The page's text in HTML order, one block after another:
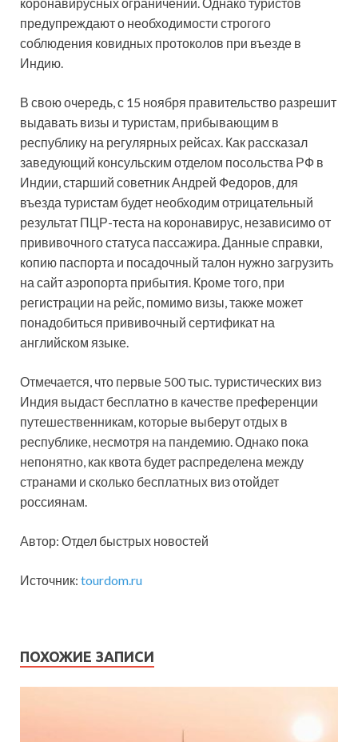
предупреждают о необходимости строгого
соблюдения ковидных протоколов при въезде в
Индию.
В свою очередь, с 15 ноября правительство разрешит
выдавать визы и туристам, прибывающим в
республику на регулярных рейсах. Как рассказал
заведующий консульским отделом посольства РФ в
Индии, старший советник Андрей Федоров, для
въезда туристам будет необходим отрицательный
результат ПЦР-теста на коронавирус, независимо от
прививочного статуса пассажира. Данные справки,
копию паспорта и посадочный талон нужно загрузить
на сайт аэропорта прибытия. Кроме того, при
регистрации на рейс, помимо визы, также может
понадобиться прививочный сертификат на
английском языке.
Отмечается, что первые 500 тыс. туристических виз
Индия выдаст бесплатно в качестве преференции
путешественникам, которые выберут отдых в
республике, несмотря на пандемию. Однако пока
непонятно, как квота будет распределена между
странами и сколько бесплатных виз отойдет
россиянам.
Автор: Отдел быстрых новостей
Источник: tourdom.ru
ПОХОЖИЕ ЗАПИСИ